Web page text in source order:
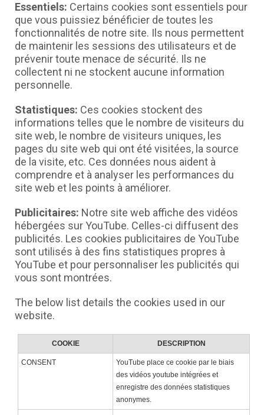
Essentiels: Certains cookies sont essentiels pour
que vous puissiez bénéficier de toutes les
fonctionnalités de notre site. Ils nous permettent
de maintenir les sessions des utilisateurs et de
prévenir toute menace de sécurité. Ils ne
collectent ni ne stockent aucune information
personnelle.
Statistiques: Ces cookies stockent des
informations telles que le nombre de visiteurs du
site web, le nombre de visiteurs uniques, les
pages du site web qui ont été visitées, la source
de la visite, etc. Ces données nous aident à
comprendre et à analyser les performances du
site web et les points à améliorer.
Publicitaires: Notre site web affiche des vidéos
hébergées sur YouTube. Celles-ci diffusent des
publicités. Les cookies publicitaires de YouTube
sont utilisés à des fins statistiques propres à
YouTube et pour personnaliser les publicités qui
vous sont montrées.
The below list details the cookies used in our
website.
COOKIE DESCRIPTION
CONSENT
YouTube place ce cookie par le biais
des vidéos youtube intégrées et
enregistre des données statistiques
anonymes.